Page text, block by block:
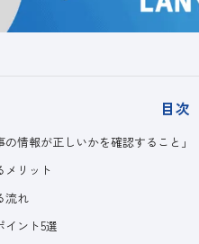
目次
情報が正しいかを確認すること」
メリット
流れ
イント5選